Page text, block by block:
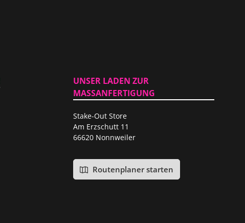
UNSER LADEN ZUR
MASSANFERTIGUNG
Stake-Out Store
Am Erzschutt 11
66620 Nonnweiler
Routenplaner starten